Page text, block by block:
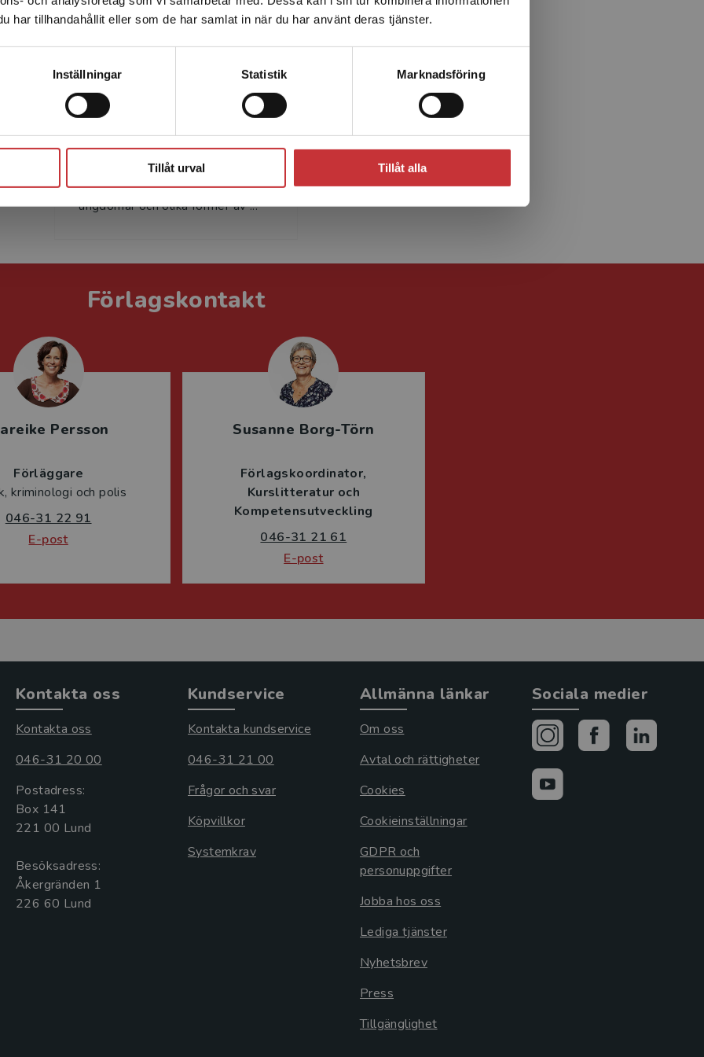
har tillhandahållit eller som de har samlat in när du har använt deras tjänster.
Inställningar Statistik Marknadsföring
Tillåt urval Tillåt alla
leveransadressen vara i Sverige.Läs mer
kriminologi vid Stockholms
universitet. Hennes forskning har
främst varit inriktad mot
ungdomar och olika former av ...
Förlagskontakt
Persson
Förläggare
kriminologi och polis
046-31 22 91
E-post
Susanne Borg-Törn
Förlagskoordinator
Kurslitteratur och
Kompetensutveckling
046-31 21 61
E-post
Kontakta oss
Kontakta oss
046-31 20 00
Postadress:
Box 141
221 00 Lund
Besöksadress:
Åkergränden 1
Kundservice
Kontakta kundservice
046-31 21 00
Frågor och svar
Köpvillkor
Systemkrav
Allmänna länkar
Om oss
Avtal och rättigheter
Cookies
Cookieinställningar
GDPR och
personuppgifter
Jobba hos oss
Lediga tjänster
Nyhetsbrev
Press
Tillgänglighet
Sociala medier